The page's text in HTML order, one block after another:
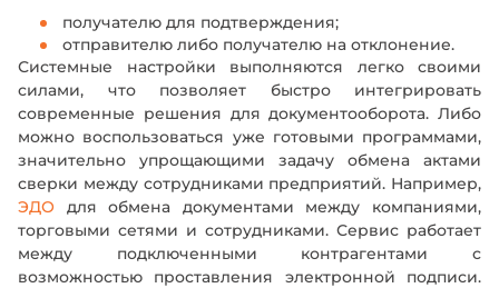
получателю для подтверждения;
отправителю либо получателю на отклонение.
Системные настройки выполняются легко своими
силами, что позволяет быстро интегрировать
современные решения для документооборота. Либо
можно воспользоваться уже готовыми программами,
значительно упрощающими задачу обмена актами
сверки между сотрудниками предприятий. Например,
ЭДО для обмена документами между компаниями,
торговыми сетями и сотрудниками. Сервис работает
между подключенными контрагентами с
возможностью проставления электронной подписи.